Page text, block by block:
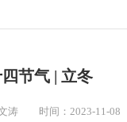
节气 | 立冬
涛 时间：2023-11-08